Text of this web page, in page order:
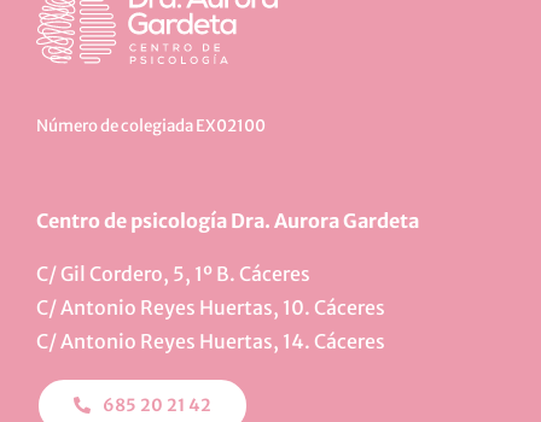
Número de colegiada EX02100
Centro de psicología Dra. Aurora Gardeta
C/ Gil Cordero, 5, 1º B. Cáceres
C/ Antonio Reyes Huertas, 10. Cáceres
C/ Antonio Reyes Huertas, 14. Cáceres
685 20 21 42